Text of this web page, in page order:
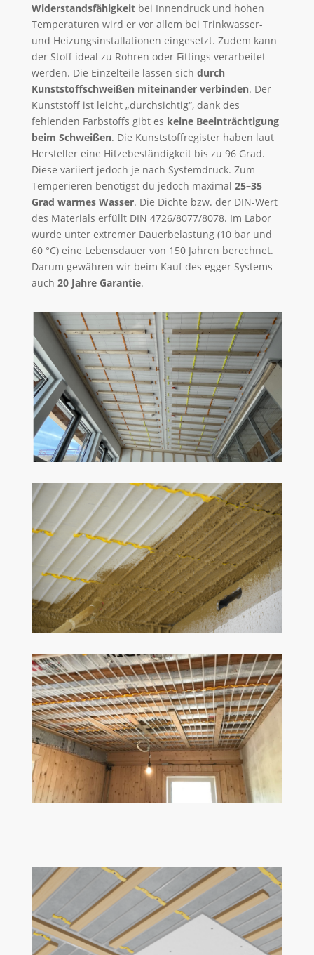
Widerstandsfähigkeitbei Innendruck und hohen
Temperaturen wird er vor allem bei Trinkwasser-
und Heizungsinstallationen eingesetzt. Zudem kann
der Stoff ideal zu Rohren oder Fittings verarbeitet
werden. Die Einzelteile lassen sich durch
Kunststoffschweißen miteinander verbinden. Der
Kunststoff ist leicht „durchsichtig“, dank des
fehlenden Farbstoffs gibt es keine Beeinträchtigung
beim Schweißen. Die Kunststoffregister haben laut
Hersteller eine Hitzebeständigkeit bis zu 96 Grad.
Diese variiert jedoch je nach Systemdruck. Zum
Temperieren benötigst du jedoch maximal 25–35
Grad warmes Wasser. Die Dichte bzw. der DIN-Wert
des Materials erfüllt DIN 4726/8077/8078. Im Labor
wurde unter extremer Dauerbelastung (10 bar und
60 °C) eine Lebensdauer von 150 Jahren berechnet.
Darum gewähren wir beim Kauf des egger Systems
auch 20 Jahre Garantie.